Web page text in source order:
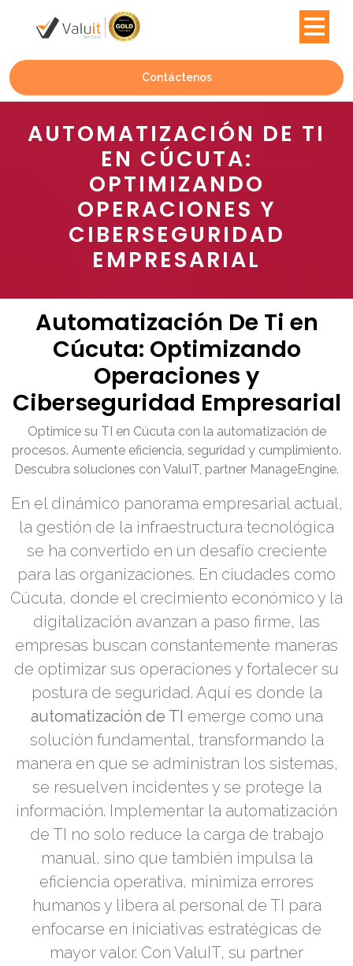
Contáctenos
AUTOMATIZACIÓN DE TI
EN CÚCUTA:
OPTIMIZANDO
OPERACIONES Y
CIBERSEGURIDAD
EMPRESARIAL
Automatización De Ti en
Cúcuta: Optimizando
Operaciones y
Ciberseguridad Empresarial
Optimice su TI en Cúcuta con la automatización de
procesos. Aumente eficiencia, seguridad y cumplimiento.
Descubra soluciones con ValuIT, partner ManageEngine.
En el dinámico panorama empresarial actual,
la gestión de la infraestructura tecnológica
se ha convertido en un desafío creciente
para las organizaciones. En ciudades como
Cúcuta, donde el crecimiento económico y la
digitalización avanzan a paso firme, las
empresas buscan constantemente maneras
de optimizar sus operaciones y fortalecer su
postura de seguridad. Aquí es donde la
automatización de TI emerge como una
solución fundamental, transformando la
manera en que se administran los sistemas,
se resuelven incidentes y se protege la
información. Implementar la automatización
de TI no solo reduce la carga de trabajo
manual, sino que también impulsa la
eficiencia operativa, minimiza errores
humanos y libera al personal de TI para
enfocarse en iniciativas estratégicas de
mayor valor. Con ValuIT, su partner